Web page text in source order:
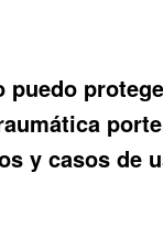
puedo
porte
y casos de